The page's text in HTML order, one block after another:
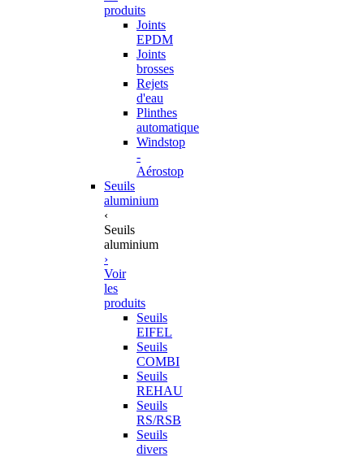
produits
Joints
EPDM
Joints
brosses
Rejets
d'eau
Plinthes
automatique
Windstop
-
Aérostop
Seuils
aluminium
‹
Seuils
aluminium
›
Voir
les
produits
Seuils
EIFEL
Seuils
COMBI
Seuils
REHAU
Seuils
RS/RSB
Seuils
divers